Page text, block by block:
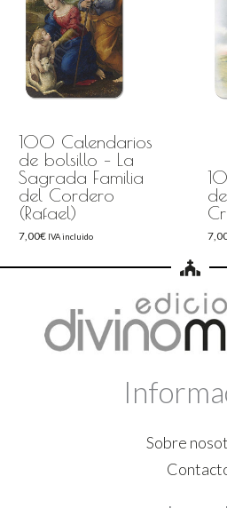
100 Calendarios
de bolsillo – La
Sagrada Familia
del Cordero
(Rafael)
7,00€ IVA incluido
Sobre